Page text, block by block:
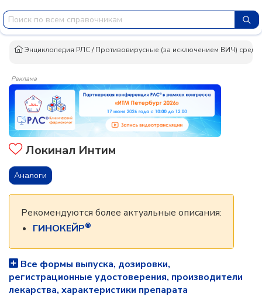
Энциклопедия РЛС/Противовирусные (за исключением ВИЧ)
Реклама
Локинал Интим
Аналоги
Рекомендуются более актуальные описания:
ГИНОКЕЙР®
Все формы выпуска, дозировки,
регистрационные удостоверения, производители
лекарства, характеристики препарата